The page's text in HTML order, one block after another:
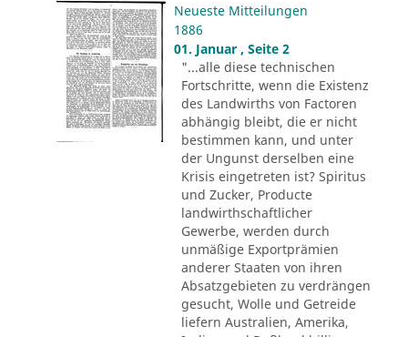
Neueste Mitteilungen
1886
01. Januar , Seite 2
"...alle diese technischen
Fortschritte, wenn die Existenz
des Landwirths von Factoren
abhängig bleibt, die er nicht
bestimmen kann, und unter
der Ungunst derselben eine
Krisis eingetreten ist? Spiritus
und Zucker, Producte
landwirthschaftlicher
Gewerbe, werden durch
unmäßige Exportprämien
anderer Staaten von ihren
Absatzgebieten zu verdrängen
gesucht, Wolle und Getreide
liefern Australien, Amerika,